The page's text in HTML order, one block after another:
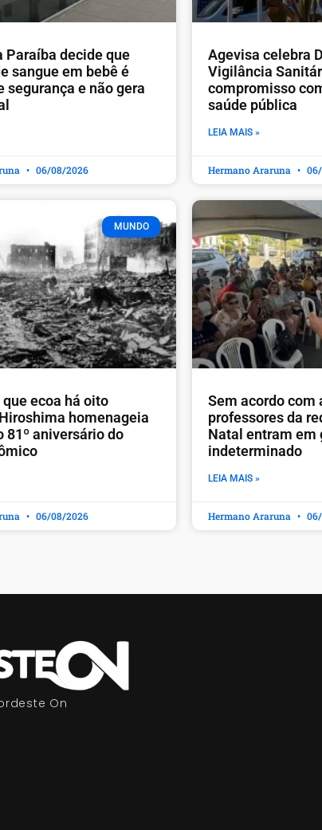
Paraíba decide que
sangue em bebê é
segurança e não gera
06/08/2026
Agevisa celebra
Vigilância
compromisso
saúde pública
LEIA MAIS »
Hermano Araruna
MUNDO
ecoa há oito
homenageia
81º aniversário do
06/08/2026
​Sem acordo com
professores da
Natal entram em
indeterminado
LEIA MAIS »
Hermano Araruna
On